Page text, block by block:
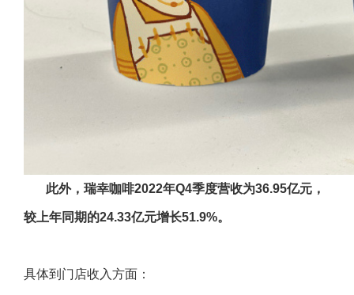
此外，瑞幸咖啡2022年Q4季度营收为36.95亿元，
较上年同期的24.33亿元增长51.9%。
具体到门店收入方面：